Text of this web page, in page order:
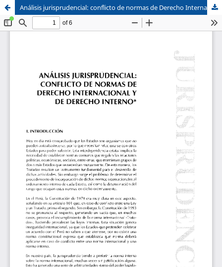
Sistema de
Bibliotecas
Facultad de
Derecho
Análisis jurisprudencial: conflicto de normas de Derecho Internacional y de Derecho Interno